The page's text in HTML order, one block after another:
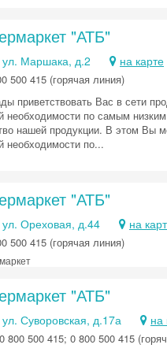
"АТБ"
Маршака, д.2 на карте
500 415 (горячая линия)
приветствовать Вас в сети
необходимости по самым
нашей продукции. В этом Вы
необходимости по...
"АТБ"
Ореховая, д.44 на
500 415 (горячая линия)
"АТБ"
Суворовская, д.17а на
800 500 415; 0 800 500 415